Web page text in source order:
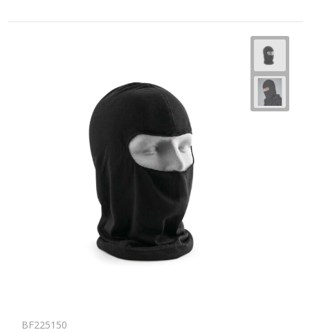
BF225150